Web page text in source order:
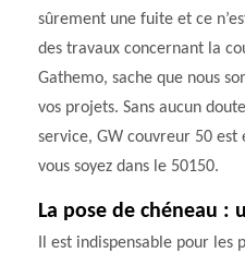
sûrement une fuite et ce
des travaux concernant la
Gathemo, sache que nous
vos projets. Sans aucun
service, GW couvreur 50
vous soyez dans le 50150.
La pose de chéneau
Il est indispensable pour